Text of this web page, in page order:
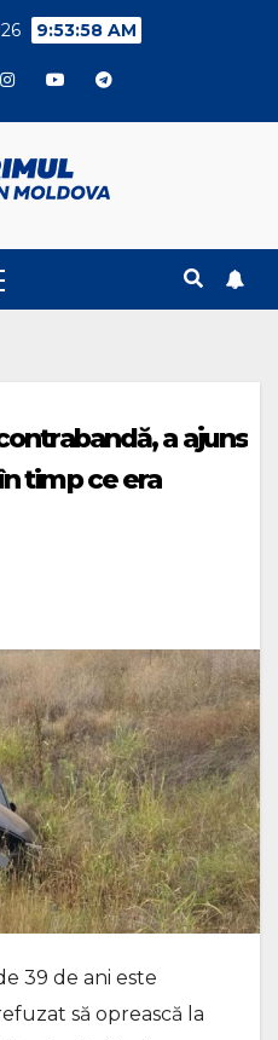
9:53:58 AM
a ajuns
timp ce era
39 de ani este
să oprească la